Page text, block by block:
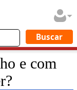
e com